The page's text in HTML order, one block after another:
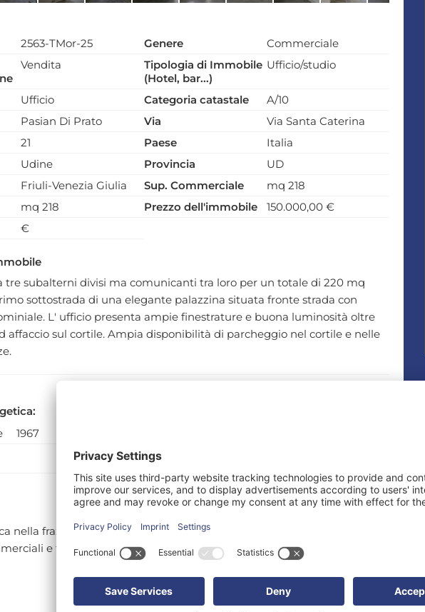
2563-TMor-25 Genere
Commerciale
Vendita
Tipologia di Immobile
(Hotel, bar...)
Ufficio/studio
Ufficio Categoria catastale
A/10
Pasian Di Prato Via
Via Santa Caterina
21 Paese
Italia
Udine Provincia
UD
Friuli-Venezia Giulia Sup. Commerciale
mq 218
mq 218 Prezzo dell'immobile
150.000,00 €
€
tre subalterni divisi ma comunicanti tra loro per un totale di 220 mq
sottostrada di una elegante palazzina situata fronte strada con
L' ufficio presenta ampie finestrature e buona luminosità oltre
affaccio sul cortile. Ampia disponibilità di parcheggio nel cortile e nelle
1967
nella frazione di Santa Caterina lungo la strada principale in prossimità
e terziari.